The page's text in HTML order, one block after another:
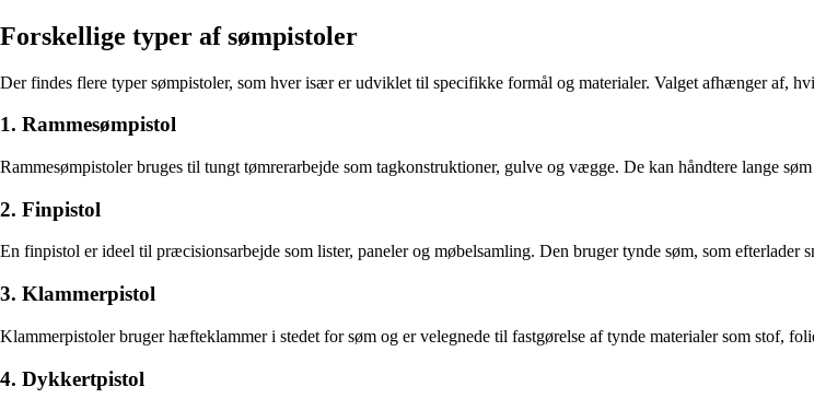
Forskellige typer af sømpistoler
Der findes flere typer sømpistoler, som hver især er udviklet til specifikke formål og materialer. Valget afhænger af,
1. Rammesømpistol
Rammesømpistoler bruges til tungt tømrerarbejde som tagkonstruktioner, gulve og vægge. De kan håndtere lange
2. Finpistol
En finpistol er ideel til præcisionsarbejde som lister, paneler og møbelsamling. Den bruger tynde søm, som efterlader
3. Klammerpistol
Klammerpistoler bruger hæfteklammer i stedet for søm og er velegnede til fastgørelse af tynde materialer som stof,
4. Dykkertpistol